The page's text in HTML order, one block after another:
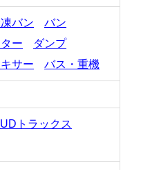
バン
バン
ー
ダンプ
キサー バス・重機
UDトラックス